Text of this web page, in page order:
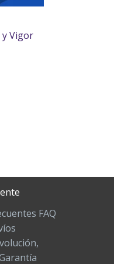
y Vigor
FAQ